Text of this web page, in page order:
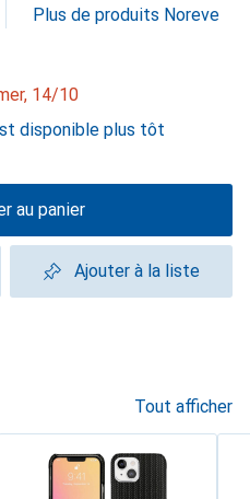
Plus de produits Noreve
14/10
disponible plus tôt
au panier
Ajouter à la liste
Tout afficher